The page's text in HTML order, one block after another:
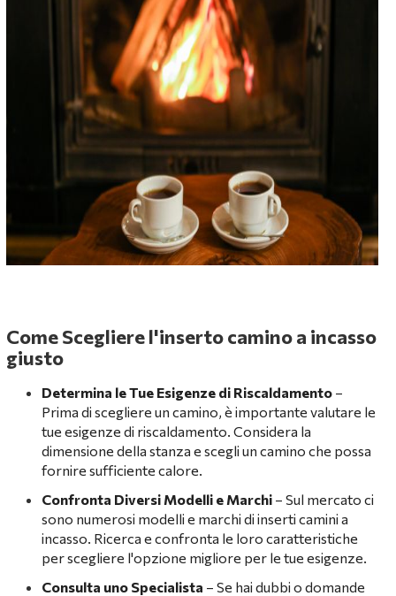
Come Scegliere l'inserto camino a incasso
giusto
Determina le Tue Esigenze di Riscaldamento –
Prima di scegliere un camino, è importante valutare le
tue esigenze di riscaldamento. Considera la
dimensione della stanza e scegli un camino che possa
fornire sufficiente calore.
Confronta Diversi Modelli e Marchi – Sul mercato ci
sono numerosi modelli e marchi di inserti camini a
incasso. Ricerca e confronta le loro caratteristiche
per scegliere l'opzione migliore per le tue esigenze.
Consulta uno Specialista – Se hai dubbi o domande